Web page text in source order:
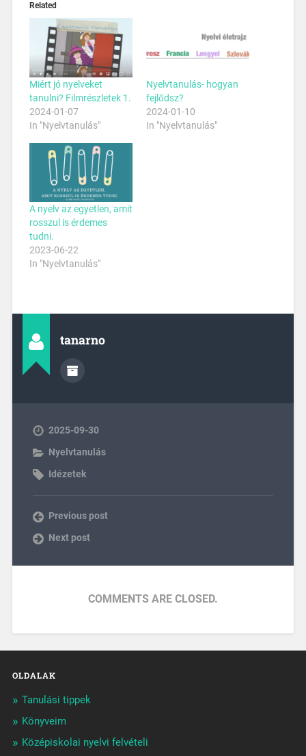
Related
Miért jó nyelveket
tanulni? Filmrészletek 1.
2024-01-07
In "Nyelvtanulás"
Nyelvtanulás- hogyan
fejlődsz?
2024-01-10
In "Nyelvtanulás"
A nyelv az egyetlen, amit
rosszul is érdemes
tudni.
2023-06-22
In "Nyelvtanulás"
tanarno
2025-09-30
Nyelvtanulás
Idézetek
Previous post
Next post
COMMENTS ARE CLOSED.
OLDALAK
Tanulási tippek
Könyveim
Középiskolai nyelvi felvételi